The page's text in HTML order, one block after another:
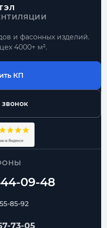
и фасонных изделий.
4000+ м².
КП
звонок
85-92
73-05